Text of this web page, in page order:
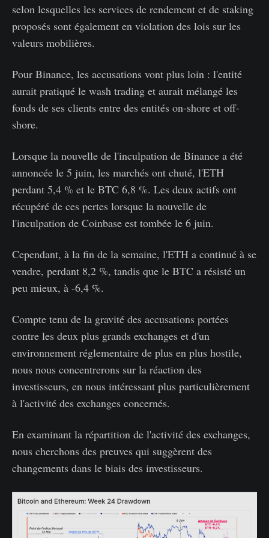
selon lesquelles les services de rendement et de staking
proposés sont également en violation des lois sur les
valeurs mobilières.
Pour Binance, les accusations vont plus loin : l'entité
aurait pratiqué le wash trading et aurait mélangé les
fonds de ses clients entre des entités on-shore et off-
shore.
Lorsque la nouvelle de l'inculpation de Binance a été
annoncée le 5 juin, les marchés ont chuté, l'ETH
perdant 5,4 % et le BTC 6,8 %. Les deux actifs ont
récupéré de ces pertes lorsque la nouvelle de
l'inculpation de Coinbase est tombée le 6 juin.
Cependant, à la fin de la semaine, l'ETH a continué à se
vendre, perdant 8,2 %, tandis que le BTC a résisté un
peu mieux, à -6,4 %.
Compte tenu de la gravité des accusations portées
contre les deux plus grands exchanges et d'un
environnement réglementaire de plus en plus hostile,
nous nous concentrerons sur la réaction des
investisseurs, en nous intéressant plus particulièrement
à l'activité des exchanges concernés.
En examinant la répartition de l'activité des exchanges,
nous cherchons des preuves qui suggèrent des
changements dans le biais des investisseurs.